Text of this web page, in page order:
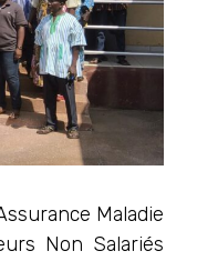
Maladie
Non Salariés